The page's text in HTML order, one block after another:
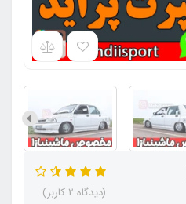
(دیدگاه 2 کاربر)